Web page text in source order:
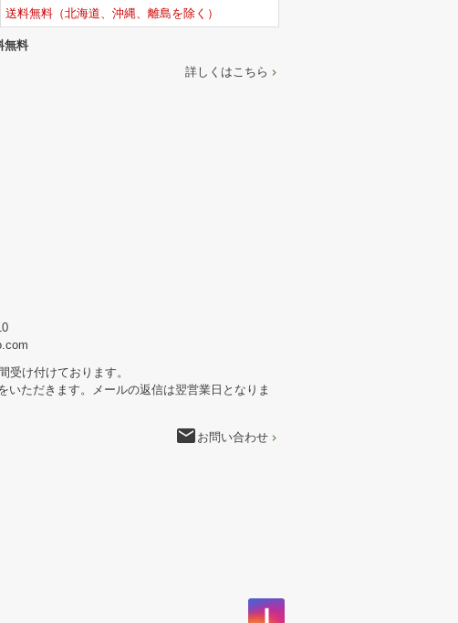
送料無料（北海道、沖縄、離島を除く）
無料
詳しくはこちら
受け付けております。
いただきます。メールの返信は翌営業日となりま
email お問い合わせ